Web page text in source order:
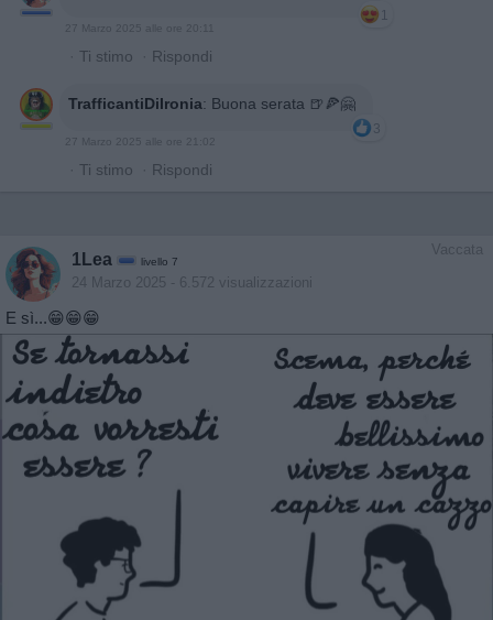
1
27 Marzo 2025 alle ore 20:11
· Ti stimo · Rispondi
TrafficantiDiIronia: Buona serata 🍺🍕🤗
3
27 Marzo 2025 alle ore 21:02
· Ti stimo · Rispondi
Vaccata
1Lea livello 7
24 Marzo 2025 - 6.572 visualizzazioni
E sì...😁😁😁